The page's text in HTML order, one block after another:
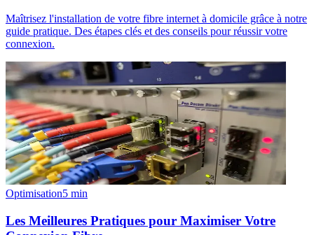
Maîtrisez l'installation de votre fibre internet à domicile grâce à notre
guide pratique. Des étapes clés et des conseils pour réussir votre
connexion.
Optimisation5 min
Les Meilleures Pratiques pour Maximiser Votre